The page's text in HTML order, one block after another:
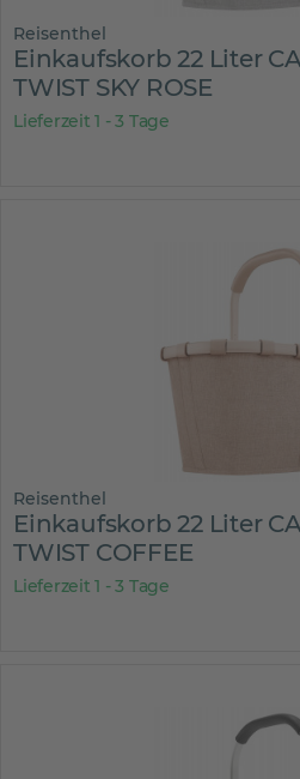
Reisenthel
Einkaufskorb 22 Liter
TWIST SKY ROSE
Lieferzeit 1 - 3 Tage
Reisenthel
Einkaufskorb 22 Liter
TWIST COFFEE
Lieferzeit 1 - 3 Tage